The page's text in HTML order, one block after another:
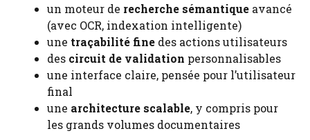
un moteur de recherche sémantique avancé
(avec OCR, indexation intelligente)
une traçabilité fine des actions utilisateurs
des circuit de validation personnalisables
une interface claire, pensée pour l’utilisateur
final
une architecture scalable, y compris pour
les grands volumes documentaires